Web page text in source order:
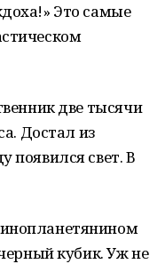
Это самые
две тысячи
Достал из
появился свет. В
кубик. Уж не